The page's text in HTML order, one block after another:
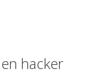
hacker